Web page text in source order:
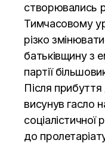
створювались
Тимчасовому
різко
батьківщину з
партії
Після прибуття
висунув гасло
соціалістичної
до